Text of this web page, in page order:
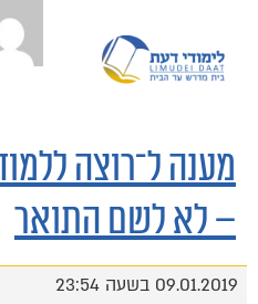
מענה ל־רוצה
– לא לשם התואר
09.01.2019 בשעה 23:54